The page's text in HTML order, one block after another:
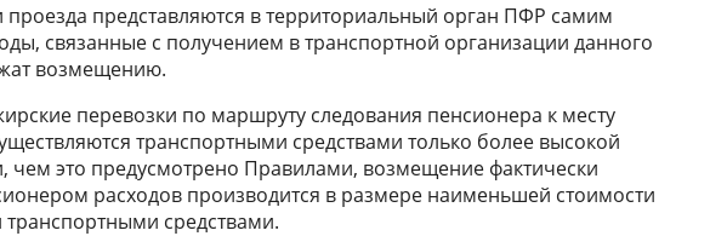
проезда представляются в территориальный орган ПФР самим
связанные с получением в транспортной организации данного
возмещению.
перевозки по маршруту следования пенсионера к месту
транспортными средствами только более высокой
чем это предусмотрено Правилами, возмещение фактически
расходов производится в размере наименьшей стоимости
средствами.